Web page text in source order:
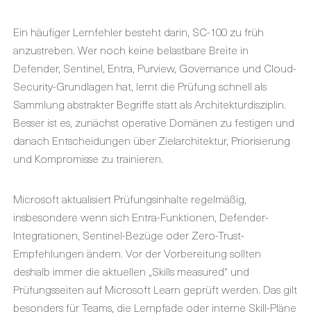
Ein häufiger Lernfehler besteht darin, SC-100 zu früh
anzustreben. Wer noch keine belastbare Breite in
Defender, Sentinel, Entra, Purview, Governance und Cloud-
Security-Grundlagen hat, lernt die Prüfung schnell als
Sammlung abstrakter Begriffe statt als Architekturdisziplin.
Besser ist es, zunächst operative Domänen zu festigen und
danach Entscheidungen über Zielarchitektur, Priorisierung
und Kompromisse zu trainieren.
Microsoft aktualisiert Prüfungsinhalte regelmäßig,
insbesondere wenn sich Entra-Funktionen, Defender-
Integrationen, Sentinel-Bezüge oder Zero-Trust-
Empfehlungen ändern. Vor der Vorbereitung sollten
deshalb immer die aktuellen „Skills measured“ und
Prüfungsseiten auf Microsoft Learn geprüft werden. Das gilt
besonders für Teams, die Lernpfade oder interne Skill-Pläne